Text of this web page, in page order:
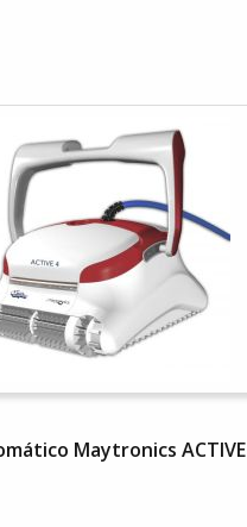
Maytronics ACTIVE